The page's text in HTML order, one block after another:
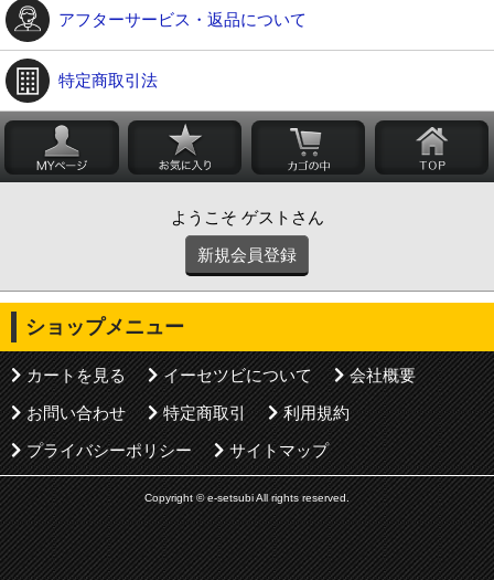
アフターサービス・返品について
特定商取引法
ようこそ ゲストさん
新規会員登録
ショップメニュー
カートを見る イーセツビについて
会社概要
お問い合わせ
特定商取引
利用規約
プライバシーポリシー
サイトマップ
Copyright © e-setsubi All rights reserved.